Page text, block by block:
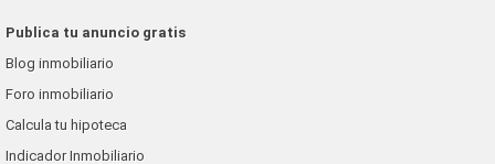
Publica tu anuncio gratis
Blog inmobiliario
Foro inmobiliario
Calcula tu hipoteca
Indicador Inmobiliario